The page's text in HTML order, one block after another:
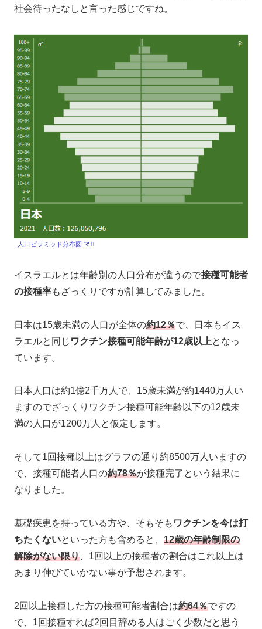
社会待ったなしと言った感じですね。
人口ピラミッド分布図
イスラエルとは年齢別の人口分布が違うので接種可能者
の接種率もざっくりですが計算してみました。
日本は15歳未満の人口が全体の約12％で、日本もイス
ラエルと同じ ワクチン接種可能年齢が12歳以上となっ
ています。
日本人口は約1億2千万人で、15歳未満が約1440万人い
ますのでざっくりワクチン接種可能年齢以下の12歳未
満の人口が1200万人と仮定します。
そして1回接種以上はグラフの通り約8500万人いますの
で、接種可能者人口の約78％が接種完了という結果に
なりました。
基礎疾患を持っている方や、そもそも ワクチンを今は打
ちたくないといった方も含めると、 12歳の年齢制限の
解除がない限り 、1回以上の接種者の割合はこれ以上は
あまり伸びていかない事が予想されます。
2回以上接種した方の接種可能者割合は約64％ですの
で、1回接種すれば2回目辞める人はごく少数だと思う